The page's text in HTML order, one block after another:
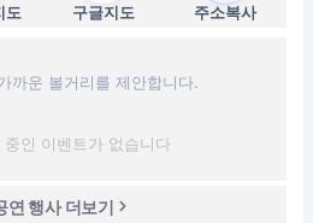
도 구글지도 주소복사
까운 볼거리를 제안합니다.
중인 이벤트가 없습니다
연 행사 더보기